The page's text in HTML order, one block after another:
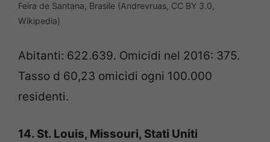
Feira de Santana, Brasile (Andrevruas, CC BY 3.0,
Wikipedia)
Abitanti: 622.639. Omicidi nel 2016: 375.
Tasso d 60,23 omicidi ogni 100.000
residenti.
14. St. Louis, Missouri, Stati Uniti